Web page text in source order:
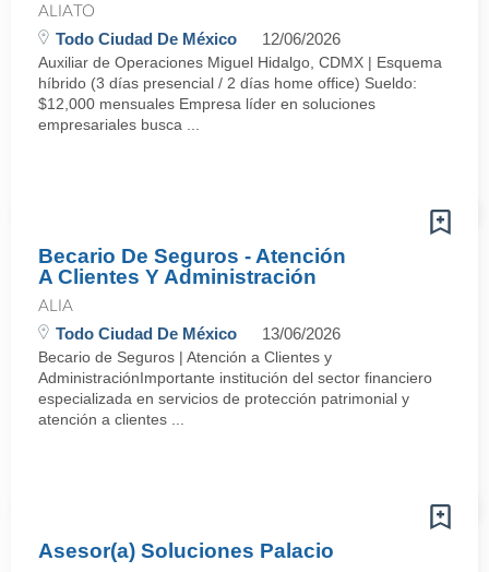
ALIATO
Todo Ciudad De México 12/06/2026
Auxiliar de Operaciones Miguel Hidalgo, CDMX | Esquema
híbrido (3 días presencial / 2 días home office) Sueldo:
$12,000 mensuales Empresa líder en soluciones
empresariales busca ...
Becario De Seguros - Atención
A Clientes Y Administración
ALIA
Todo Ciudad De México 13/06/2026
Becario de Seguros | Atención a Clientes y
AdministraciónImportante institución del sector financiero
especializada en servicios de protección patrimonial y
atención a clientes ...
Asesor(a) Soluciones Palacio